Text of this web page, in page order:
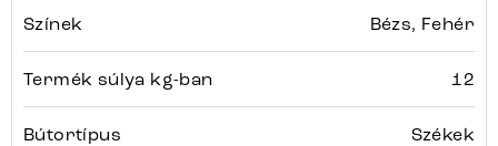
Színek Bézs, Fehér
Termék súlya kg-ban 12
Bútortípus Székek